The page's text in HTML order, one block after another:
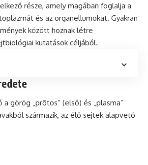
része, amely magában foglalja a
és az organellumokat. Gyakran
között hoznak létre
kutatások céljából.
a görög „prōtos” (első) és „plasma”
származik, az élő sejtek alapvető